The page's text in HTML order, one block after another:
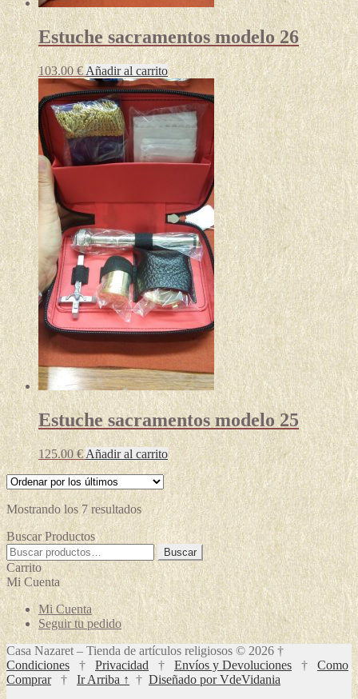
Estuche sacramentos modelo 26
103.00€ Añadir al carrito
Estuche sacramentos modelo 25
125.00€ Añadir al carrito
Mostrando los 7 resultadosOrdenado
por
los
últimos
Buscar Productos
Buscar
por:
Buscar
Carrito
Mi Cuenta
Mi Cuenta
Seguir tu pedido
Casa Nazaret – Tienda de artículos religiosos © 2026 †
Condiciones † Privacidad † Envíos y Devoluciones † Como
Comprar† Ir Arriba ↑ † Diseñado por VdeVidania